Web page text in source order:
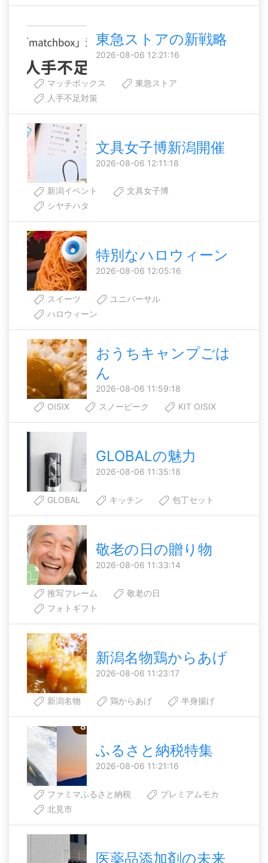
東急ストアの新戦略
2026-08-06 12:21:16
マッチボックス
東急ストア
人手不足対策
文具女子博新潟開催
2026-08-06 12:11:18
新潟イベント
文具女子博
シヤチハタ
特別なハロウィーン
2026-08-06 12:05:16
スイーツ
ユニバーサル
ハロウィーン
おうちキャンプごは
ん
2026-08-06 11:59:18
OISIX
スノーピーク KIT OISIX
GLOBALの魅力
2026-08-06 11:35:18
GLOBAL キッチン 包丁セット
敬老の日の贈り物
2026-08-06 11:33:14
推写フレーム
敬老の日
フォトギフト
新潟名物鶏からあげ
2026-08-06 11:23:17
新潟名物 鶏からあげ 半身揚げ
ふるさと納税特集
2026-08-06 11:21:16
ファミマふるさと納税
プレミアムモカ
北見市
医薬品添加剤の未来